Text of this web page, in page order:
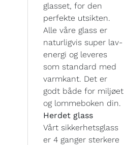
glasset, for den
perfekte utsikten.
Alle våre glass er
naturligvis super lav-
energi og leveres
som standard med
varmkant. Det er
godt både for miljøet
og lommeboken din.
Herdet glass
Vårt sikkerhetsglass
er 4 ganger sterkere